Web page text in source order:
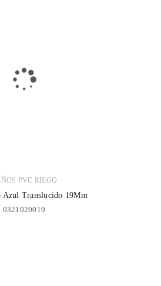
PVC RIEGO
Azul Translucido 19Mm
0321020019